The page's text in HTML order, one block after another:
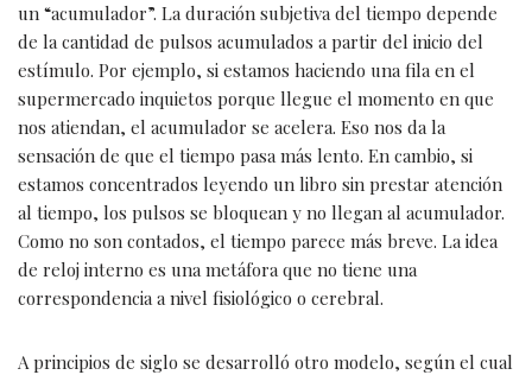
un “acumulador”. La duración subjetiva del tiempo depende
de la cantidad de pulsos acumulados a partir del inicio del
estímulo. Por ejemplo, si estamos haciendo una fila en el
supermercado inquietos porque llegue el momento en que
nos atiendan, el acumulador se acelera. Eso nos da la
sensación de que el tiempo pasa más lento. En cambio, si
estamos concentrados leyendo un libro sin prestar atención
al tiempo, los pulsos se bloquean y no llegan al acumulador.
Como no son contados, el tiempo parece más breve. La idea
de reloj interno es una metáfora que no tiene una
correspondencia a nivel fisiológico o cerebral.
A principios de siglo se desarrolló otro modelo, según el cual